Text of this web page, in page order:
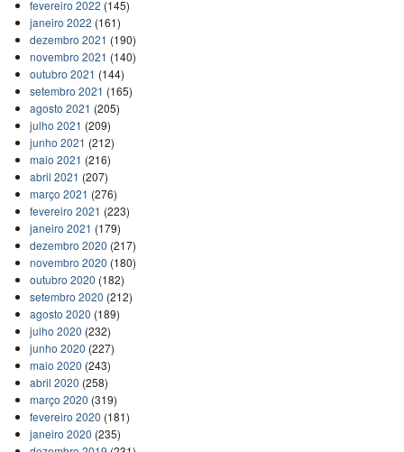
fevereiro 2022 (145)
janeiro 2022 (161)
dezembro 2021 (190)
novembro 2021 (140)
outubro 2021 (144)
setembro 2021 (165)
agosto 2021 (205)
julho 2021 (209)
junho 2021 (212)
maio 2021 (216)
abril 2021 (207)
março 2021 (276)
fevereiro 2021 (223)
janeiro 2021 (179)
dezembro 2020 (217)
novembro 2020 (180)
outubro 2020 (182)
setembro 2020 (212)
agosto 2020 (189)
julho 2020 (232)
junho 2020 (227)
maio 2020 (243)
abril 2020 (258)
março 2020 (319)
fevereiro 2020 (181)
janeiro 2020 (235)